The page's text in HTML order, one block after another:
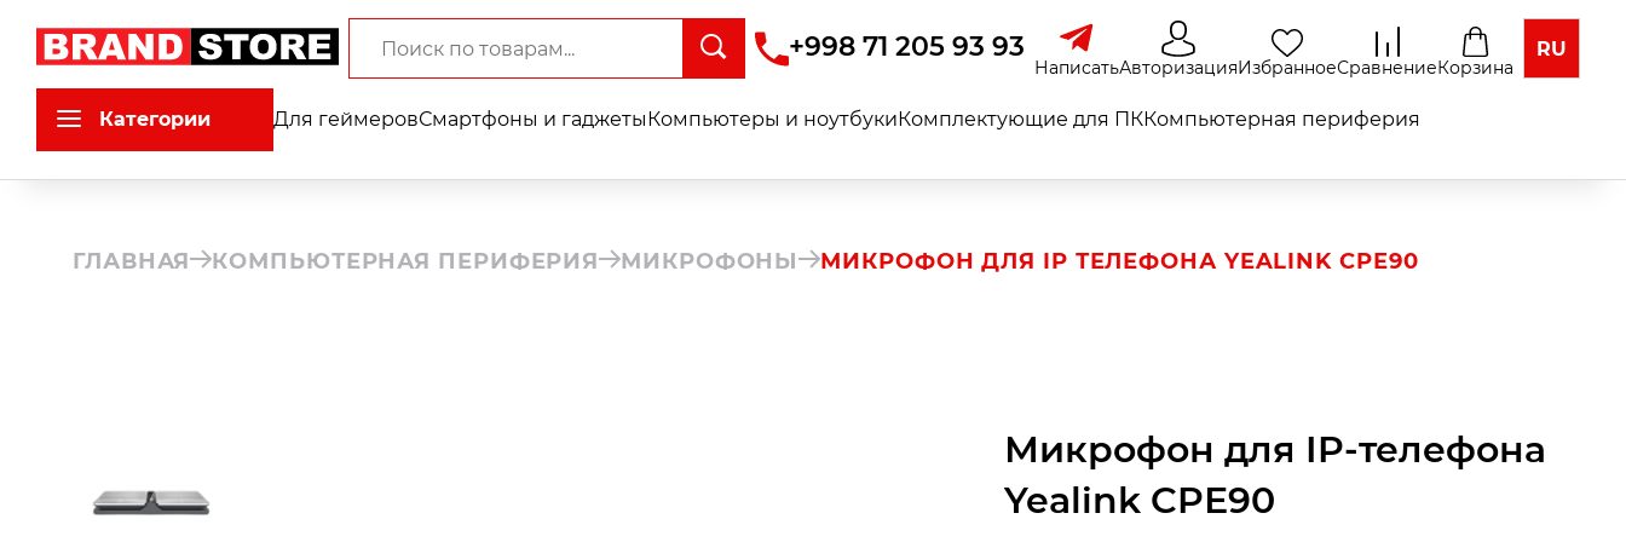
+998 71 205 93 93
НаписатьАвторизацияИзбранноеСравнениеКорзина
RU
Категории Для геймеровСмартфоны и гаджетыКомпьютеры и ноутбукиКомплектующие для ПККомпьютерная периферия
ГЛАВНАЯ КОМПЬЮТЕРНАЯ ПЕРИФЕРИЯ МИКРОФОНЫ МИКРОФОН ДЛЯ IP ТЕЛЕФОНА YEALINK CPЕ90
Микрофон для IP-телефона
Yealink CPЕ90